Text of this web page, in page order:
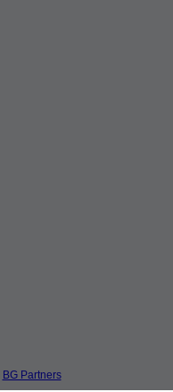
BG Partners